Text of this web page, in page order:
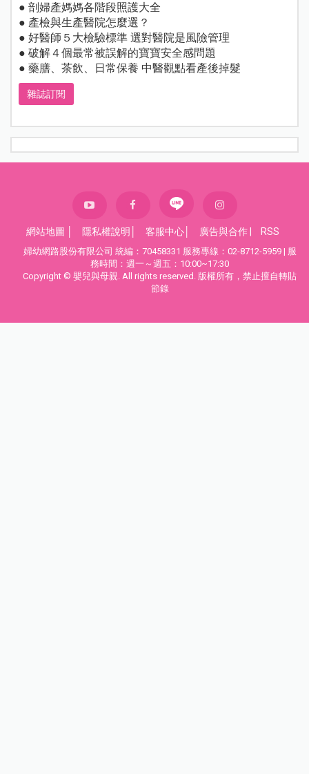
● 剖婦產媽媽各階段照護大全
● 產檢與生產醫院怎麼選？
● 好醫師５大檢驗標準 選對醫院是風險管理
● 破解４個最常被誤解的寶寶安全感問題
● 藥膳、茶飲、日常保養 中醫觀點看產後掉髮
雜誌訂閱
網站地圖 隱私權說明 客服中心 廣告與合作| RSS
婦幼網路股份有限公司 統編：70458331 服務專線：02-8712-5959 | 服
務時間：週一～週五：10:00~17:30
Copyright © 嬰兒與母親. All rights reserved. 版權所有，禁止擅自轉貼
節錄